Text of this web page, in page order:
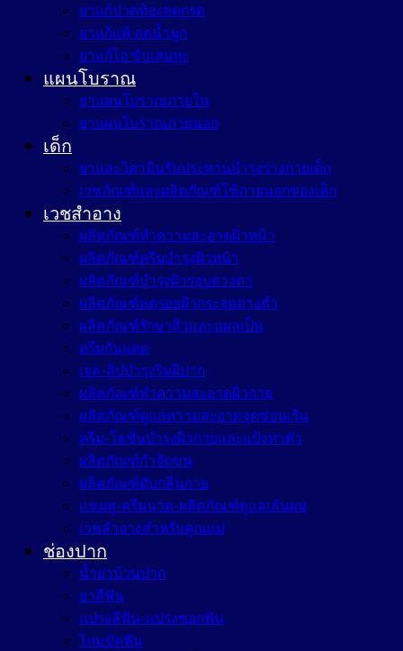
ยาแก้ปวดท้องลดกรด
ยาแก้แพ้ ลดน้ำมูก
ยาแก้ไอ ขับเสมหะ
แผนโบราณ
ยาแผนโบราณภายใน
ยาแผนโบราณภายนอก
เด็ก
ยาและวิตามินรับประทานบำรุงร่างกายเด็ก
เวชภัณฑ์และผลิตภัณฑ์ใช้ภายนอกของเด็ก
เวชสำอาง
ผลิตภัณฑ์ทำความสะอาดผิวหน้า
ผลิตภัณฑ์ครีมบำรุงผิวหน้า
ผลิตภัณฑ์บำรุงผิวรอบดวงตา
ผลิตภัณฑ์ลดรอยฝ้ากระจุดด่างดำ
ผลิตภัณฑ์รักษาสิวและแผลเป็น
ครีมกันแดด
เจล-ลิปบำรุงริมฝีปาก
ผลิตภัณฑ์ทำความสะอาดผิวกาย
ผลิตภัณฑ์ดูแลความสะอาดจุดซ่อนเร้น
ครีม-โลชั่นบำรุงผิวกายและแป้งทาตัว
ผลิตภัณฑ์กำจัดขน
ผลิตภัณฑ์ดับกลิ่นกาย
แชมพู-ครีมนวด-ผลิตภัณฑ์ดูแลเส้นผม
เวชสำอางสำหรับคุณแม่
ช่องปาก
น้ำยาบ้วนปาก
ยาสีฟัน
แปรงสีฟัน-แปรงซอกฟัน
ไหมขัดฟัน